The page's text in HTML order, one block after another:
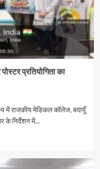
प्रतियोगिता का
में राजकीय मेडिकल कॉलेज, बदायूँ
के निर्देशन में...